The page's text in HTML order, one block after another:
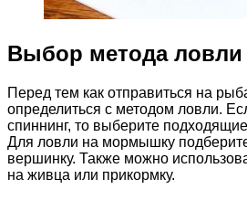
Выбор метода ловли
Перед тем как отправиться на
определиться с методом ловли.
спиннинг, то выберите
Для ловли на мормышку
вершинку. Также можно
на живца или прикормку.